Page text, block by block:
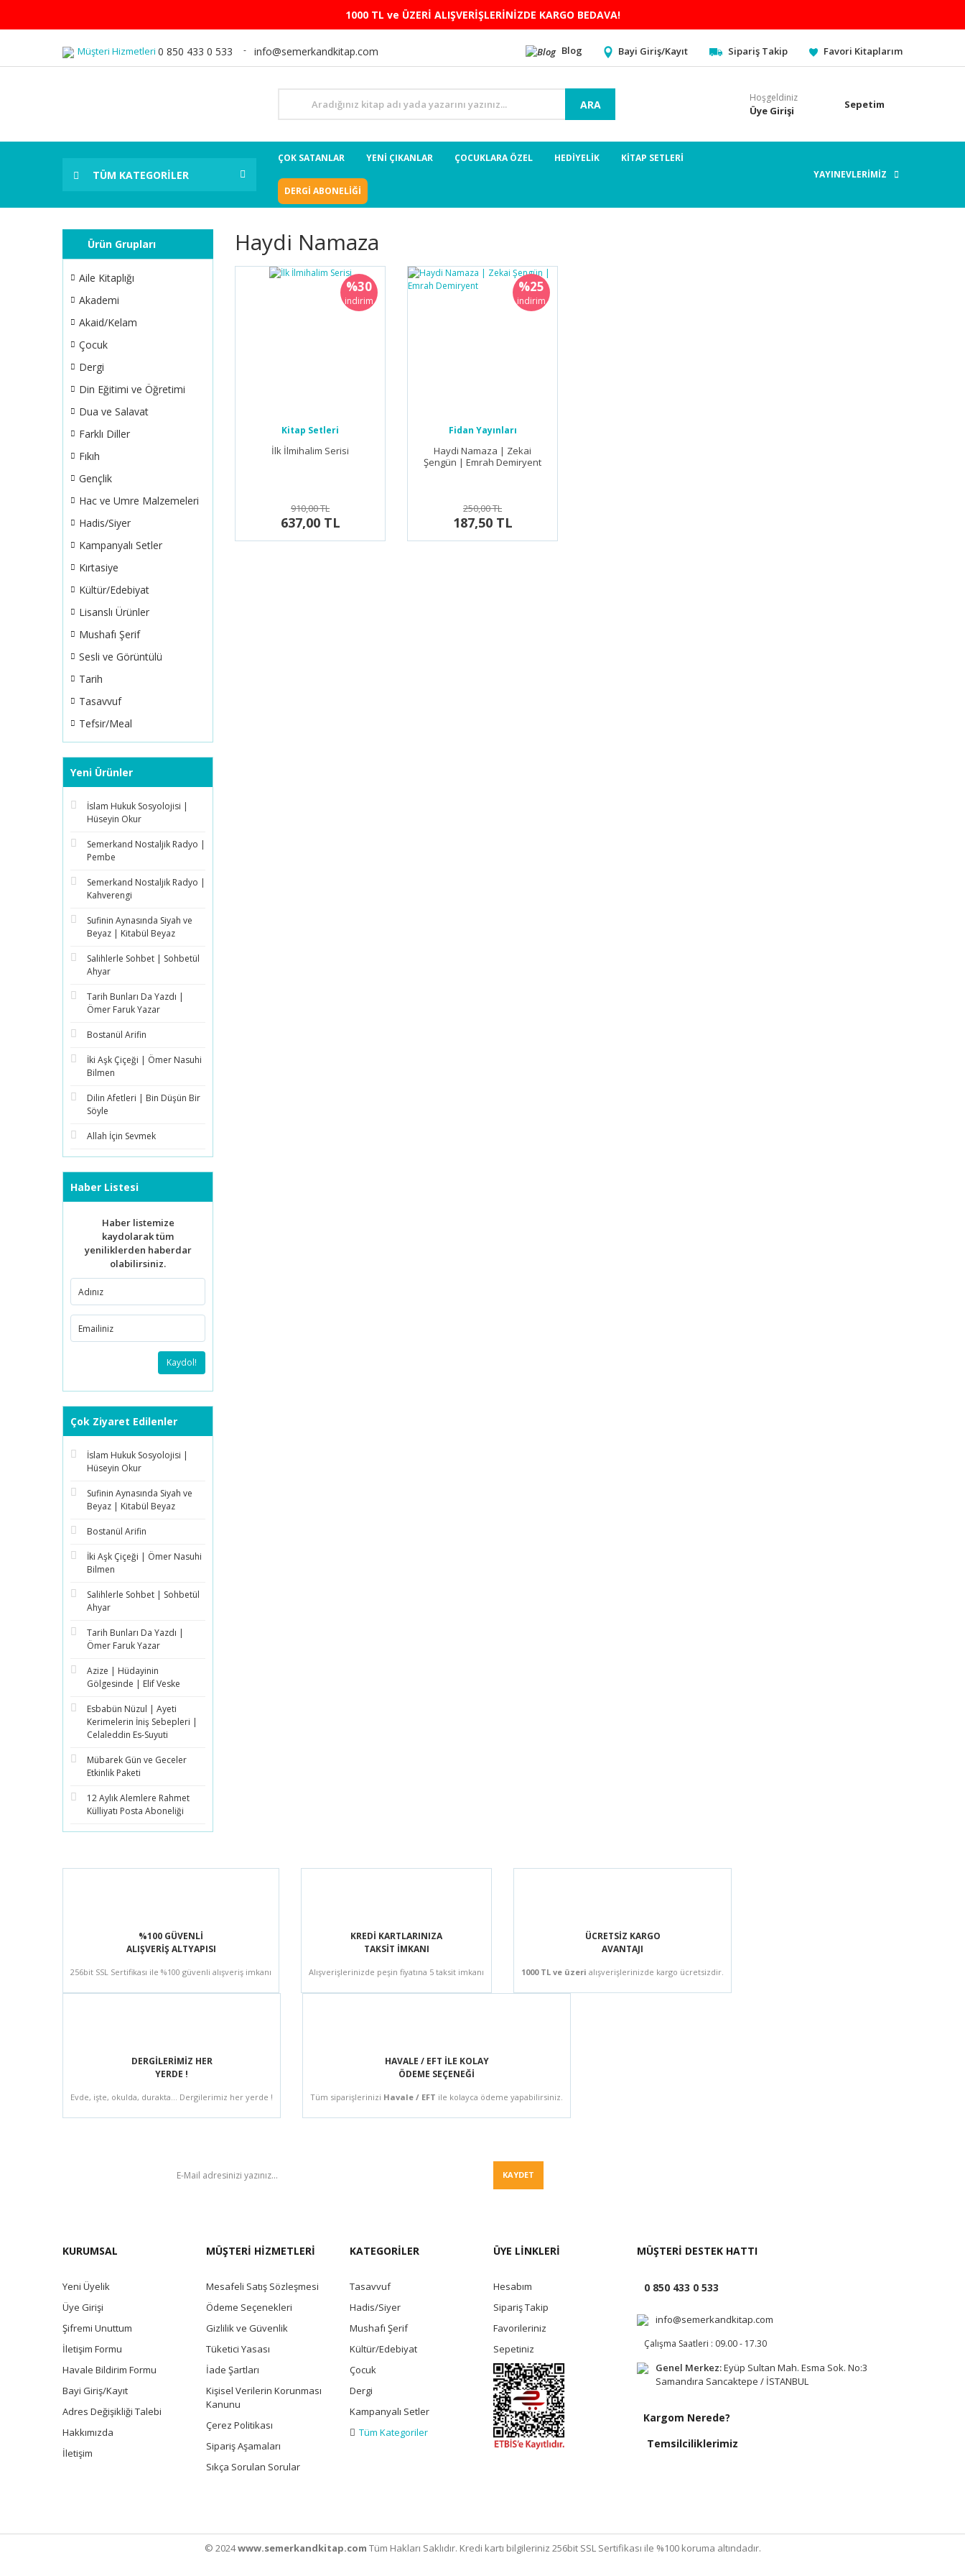
1000 TL ve ÜZERİ ALIŞVERİŞLERİNİZDE KARGO BEDAVA!
Müşteri Hizmetleri 0 850 433 0 533 info@semerkandkitap.com Blog Bayi Giriş/Kayıt Sipariş Takip Favori Kitaplarım
ARA
Hoşgeldiniz
Üye Girişi Sepetim
TÜM KATEGORİLER
ÇOK SATANLAR YENİ ÇIKANLAR ÇOCUKLARA ÖZEL HEDİYELİK KİTAP SETLERİ
DERGİ ABONELİĞİ
YAYINEVLERİMİZ
Ürün Grupları
Aile Kitaplığı
Akademi
Akaid/Kelam
Çocuk
Dergi
Din Eğitimi ve Öğretimi
Dua ve Salavat
Farklı Diller
Fıkıh
Gençlik
Hac ve Umre Malzemeleri
Hadis/Siyer
Kampanyalı Setler
Kırtasiye
Kültür/Edebiyat
Lisanslı Ürünler
Mushafı Şerif
Sesli ve Görüntülü
Tarih
Tasavvuf
Tefsir/Meal
Yeni Ürünler
İslam Hukuk Sosyolojisi |
Hüseyin Okur
Semerkand Nostaljik Radyo |
Pembe
Semerkand Nostaljik Radyo |
Kahverengi
Sufinin Aynasında Siyah ve
Beyaz | Kitabül Beyaz
Salihlerle Sohbet | Sohbetül
Ahyar
Tarih Bunları Da Yazdı |
Ömer Faruk Yazar
Bostanül Arifin
İki Aşk Çiçeği | Ömer Nasuhi
Bilmen
Dilin Afetleri | Bin Düşün Bir
Söyle
Allah İçin Sevmek
Haber Listesi
Haber listemize
kaydolarak tüm
yeniliklerden haberdar
olabilirsiniz.
Kaydol!
Çok Ziyaret Edilenler
İslam Hukuk Sosyolojisi |
Hüseyin Okur
Sufinin Aynasında Siyah ve
Beyaz | Kitabül Beyaz
Bostanül Arifin
İki Aşk Çiçeği | Ömer Nasuhi
Bilmen
Salihlerle Sohbet | Sohbetül
Ahyar
Tarih Bunları Da Yazdı |
Ömer Faruk Yazar
Azize | Hüdayinin
Gölgesinde | Elif Veske
Esbabün Nüzul | Ayeti
Kerimelerin İniş Sebepleri |
Celaleddin Es-Suyuti
Mübarek Gün ve Geceler
Etkinlik Paketi
12 Aylık Alemlere Rahmet
Külliyatı Posta Aboneliği
Haydi Namaza
%30
indirim
Kitap Setleri
İlk İlmihalim Serisi
910,00 TL
637,00 TL
%25
indirim
Fidan Yayınları
Haydi Namaza | Zekai
Şengün | Emrah Demiryent
250,00 TL
187,50 TL
%100 GÜVENLİ
ALIŞVERİŞ ALTYAPISI
256bit SSL Sertifikası ile %100 güvenli alışveriş imkanı
KREDİ KARTLARINIZA
TAKSİT İMKANI
Alışverişlerinizde peşin fiyatına 5 taksit imkanı
ÜCRETSİZ KARGO
AVANTAJI
1000 TL ve üzeri alışverişlerinizde kargo ücretsizdir.
DERGİLERİMİZ HER
YERDE !
Evde, işte, okulda, durakta... Dergilerimiz her yerde !
HAVALE / EFT İLE KOLAY
ÖDEME SEÇENEĞİ
Tüm siparişlerinizi Havale / EFT ile kolayca ödeme yapabilirsiniz.
KAYDET
KURUMSAL
Yeni Üyelik
Üye Girişi
Şifremi Unuttum
İletişim Formu
Havale Bildirim Formu
Bayi Giriş/Kayıt
Adres Değişikliği Talebi
Hakkımızda
İletişim
MÜŞTERİ HİZMETLERİ
Mesafeli Satış Sözleşmesi
Ödeme Seçenekleri
Gizlilik ve Güvenlik
Tüketici Yasası
İade Şartları
Kişisel Verilerin Korunması
Kanunu
Çerez Politikası
Sipariş Aşamaları
Sıkça Sorulan Sorular
KATEGORİLER
Tasavvuf
Hadis/Siyer
Mushafı Şerif
Kültür/Edebiyat
Çocuk
Dergi
Kampanyalı Setler
Tüm Kategoriler
ÜYE LİNKLERİ
Hesabım
Sipariş Takip
Favorileriniz
Sepetiniz
MÜŞTERİ DESTEK HATTI
0 850 433 0 533
info@semerkandkitap.com
Çalışma Saatleri : 09.00 - 17.30
Genel Merkez:Eyüp Sultan Mah. Esma Sok. No:3
Samandıra Sancaktepe / İSTANBUL
Kargom Nerede?
Temsilciliklerimiz
© 2024www.semerkandkitap.com Tüm Hakları Saklıdır. Kredi kartı bilgileriniz 256bit SSL Sertifikası ile %100 koruma altındadır.